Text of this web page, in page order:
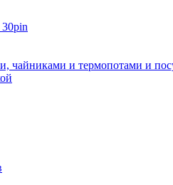
чайниками и термопотами и